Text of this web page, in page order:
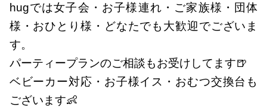
hugでは女子会・お子様連れ・ご家族様・団体
様・おひとり様・どなたでも大歓迎でございま
す。
パーティープランのご相談もお受けしてます🍺
ベビーカー対応・お子様イス・おむつ交換台も
ございます👶